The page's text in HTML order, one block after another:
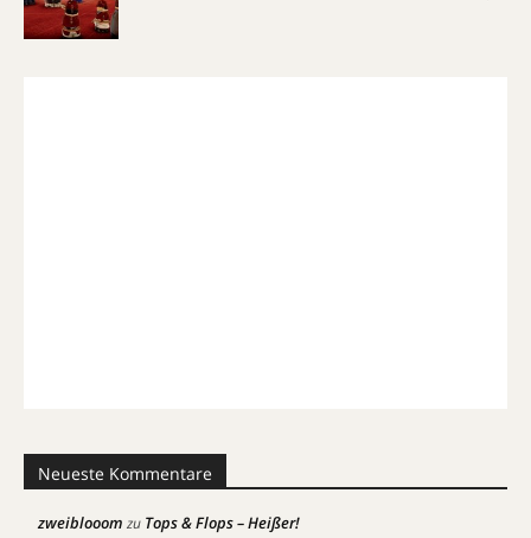
Neueste Kommentare
zweiblooom zu Tops & Flops – Heißer!